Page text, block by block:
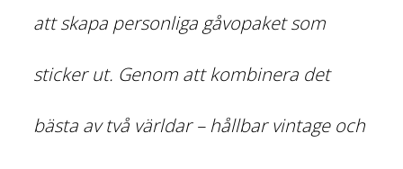
att skapa personliga gåvopaket som
sticker ut. Genom att kombinera det
bästa av två världar – hållbar vintage och